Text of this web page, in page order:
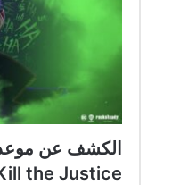
الكشف عن موعد
the Justice